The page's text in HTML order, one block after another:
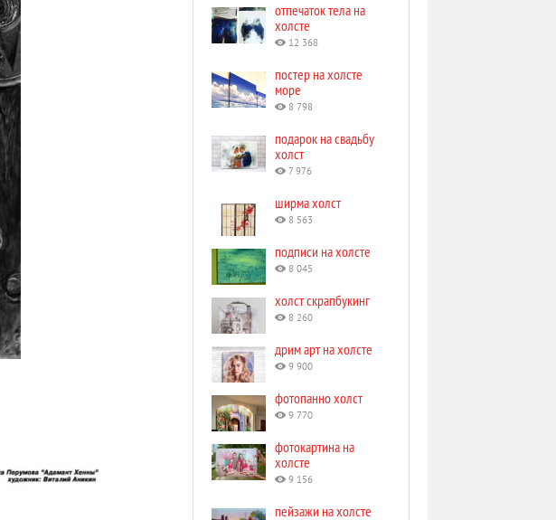
отпечаток тела на
холсте
12 368
постер на холсте
море
8 798
подарок на свадьбу
холст
7 976
ширма холст
8 563
подписи на холсте
8 045
холст скрапбукинг
8 260
дрим арт на холсте
9 900
фотопанно холст
9 770
фотокартина на
холсте
9 156
пейзажи на холсте